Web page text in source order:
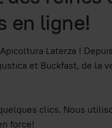
en ligne!
Laterza !
et Buckfast, de la
clics. Nous
force!